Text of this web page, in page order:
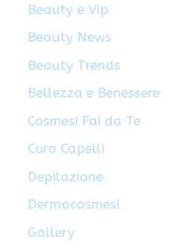
Beauty e Vip
Beauty News
Beauty Trends
Bellezza e Benessere
Cosmesi Fai da Te
Cura Capelli
Depilazione
Dermocosmesi
Gallery